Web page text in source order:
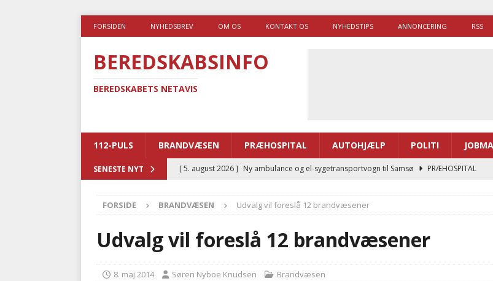
FORSIDEN NYHEDSBREV OM OS KONTAKT OS NYHEDSTIPS ANNONCERING RSS
BEREDSKABSINFO
BEREDSKABETS NETAVIS
112-PULS BRANDVÆSEN PRÆHOSPITAL AUTOHJÆLP POLITI
SENESTE NYT [ 5. august 2026 ] Ny ambulance og el-sygetransportvogn til Samsø
PRÆHOSPITAL
BRANDVÆSEN
[ 4. august 2026 ]
Ny treårig politiuddannelse skal ruste betjentene til mere kompleks
[ 3. august 2026 ] Kommunerne driver flere brandstationer, mens Falcks andel fortsætter
FORSIDE BRANDVÆSEN Udvalg vil foreslå 12 brandvæsener
Udvalg vil foreslå 12 brandvæsener
8. maj 2014 Søren Nyboe Knudsen Brandvæsen